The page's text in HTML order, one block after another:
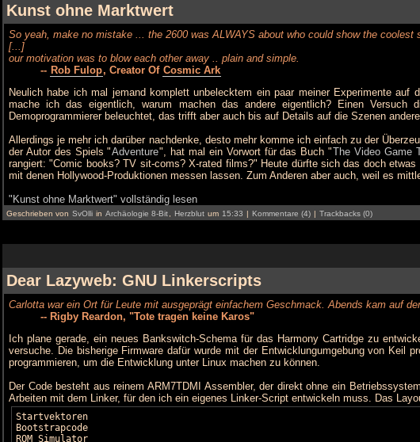
Kunst ohne Marktwert
So yeah, make no mistake ... the 2600 was ALWAYS about who could show the coolest
[...]
our motivation was to blow each other away .. plain and simple.
-- Rob Fulop, Creator Of Cosmic Ark
Neulich habe ich mal jemand komplett unbelecktem ein paar meiner Experimente
mache ich das eigentlich, warum machen das andere eigentlich? Einen
Demoprogrammierer beleuchtet, das trifft aber auch bis auf Details auf die Szenen
Allerdings je mehr ich darüber nachdenke, desto mehr komme ich einfach zu der
der Autor des Spiels "Adventure", hat mal ein Vorwort für das Buch "The Video Game
rangiert: "Comic books? TV sit-coms? X-rated films?" Heute dürfte sich das doch
mit denen Hollywood-Produktionen messen lassen. Zum Anderen aber auch, weil es
"Kunst ohne Marktwert" vollständig lesen
Geschrieben von SvOlli in Archäologie 8-Bit Herzblut um 15:33 | Kommentare (4) | Trackbacks (0)
Dear Lazyweb: GNU Linkerscripts
Carlotta war ein Ort für Leute mit ausgeprägt einfachem Geschmack. Abends kam auf
-- Rigby Reardon, "Tote tragen keine Karos"
Ich plane gerade, ein neues Bankswitch-Schema für das Harmony Cartridge zu
versuche. Die bisherige Firmware dafür wurde mit der Entwicklungumgebung von Keil
programmieren, um die Entwicklung unter Linux machen zu können.
Der Code besteht aus reinem ARM7TDMI Assembler, der direkt ohne ein
Arbeiten mit dem Linker, für den ich ein eigenes Linker-Script entwickeln muss. Das
Startvektoren
Bootstrapcode
ROM Simulator